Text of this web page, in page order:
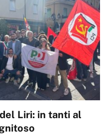
Liri: in tanti al